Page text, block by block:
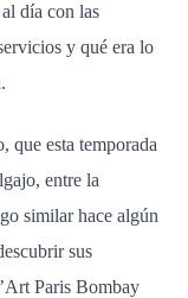
día con las
y qué era lo
que esta temporada
entre la
similar hace algún
sus
Paris Bombay